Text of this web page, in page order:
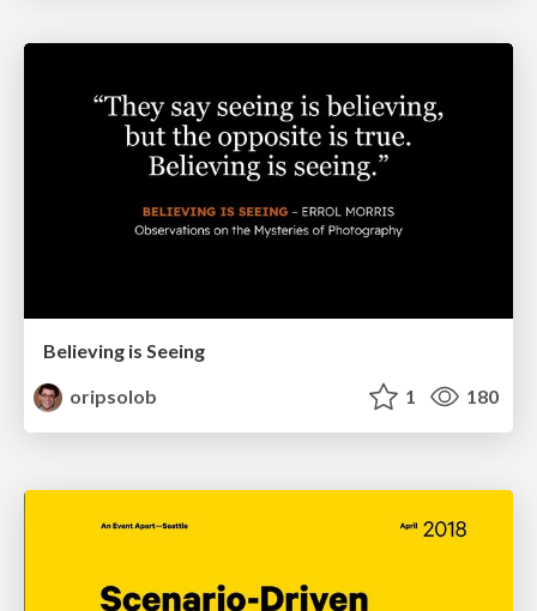
Believing is Seeing
oripsolob
1 180